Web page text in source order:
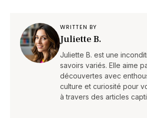
WRITTEN BY
Juliette B.
Juliette B. est une
savoirs variés. Elle aime
découvertes avec
culture et curiosité pour
à travers des articles